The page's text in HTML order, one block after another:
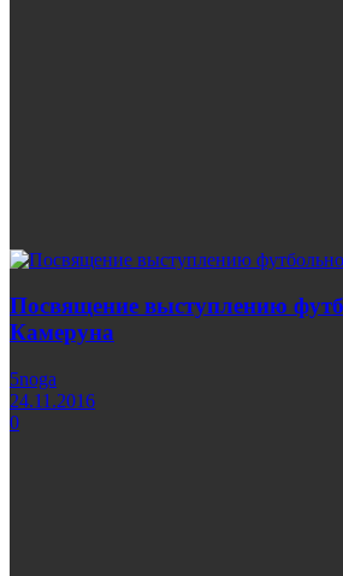
Посвящение выступлению
Камеруна
5noga
24.11.2016
0